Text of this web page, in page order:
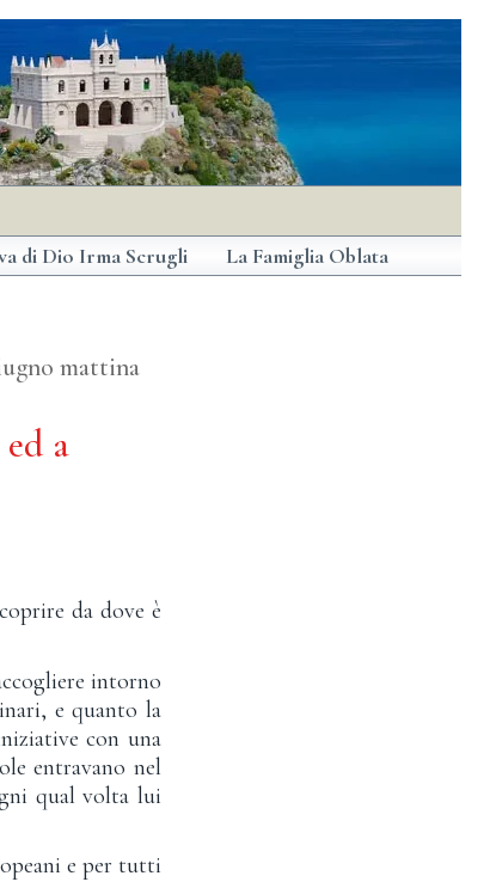
di Dio Irma Scrugli La Famiglia Oblata
mattina
a
da dove è
intorno
e quanto la
con una
entravano nel
qual volta lui
e per tutti